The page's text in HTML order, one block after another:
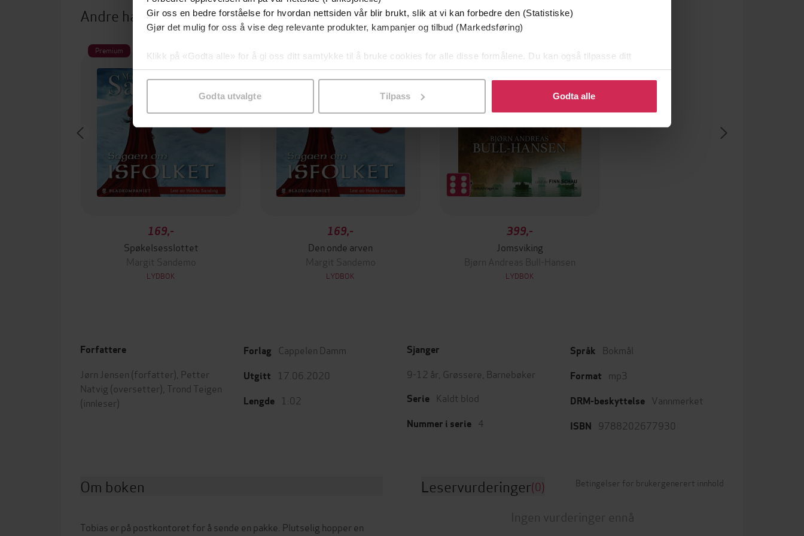
Gir oss en bedre forståelse for hvordan nettsiden vår blir brukt, slik at vi kan forbedre den (Statistiske)
Gjør det mulig for oss å vise deg relevante produkter, kampanjer og tilbud (Markedsføring)
Klikk på «Godta alle» for å gi oss ditt samtykke til å bruke cookies for alle disse formålene. Du kan også tilpasse ditt
samtykke til spesifikke formål ved å klikke på «Tilpass». Du kan når som helst trekke tilbake eller endre ditt samtykke.
Godta utvalgte Tilpass Godta alle
Andre har også kjøpt
Premium
169,-
Spøkelsesslottet
Margit Sandemo
LYDBOK
169,-
Den onde arven
Margit Sandemo
LYDBOK
399,-
Jomsviking
Bjørn Andreas Bull-Hansen
LYDBOK
Forfattere
Jørn Jensen (forfatter), Petter
Natvig (oversetter), Trond Teigen
(innleser)
Forlag Cappelen Damm
Utgitt 17.06.2020
Lengde 1:02
Sjanger
9-12 år Grøssere Barnebøker
Serie Kaldt blod
Nummer i serie 4
Språk Bokmål
Format mp3
DRM-beskyttelse Vannmerket
ISBN 9788202677930
Om boken
Tobias er på postkontoret for å sende en pakke. Plutselig hopper en
Leservurderinger(0) Betingelser for brukergenerert innhold
Ingen vurderinger ennå